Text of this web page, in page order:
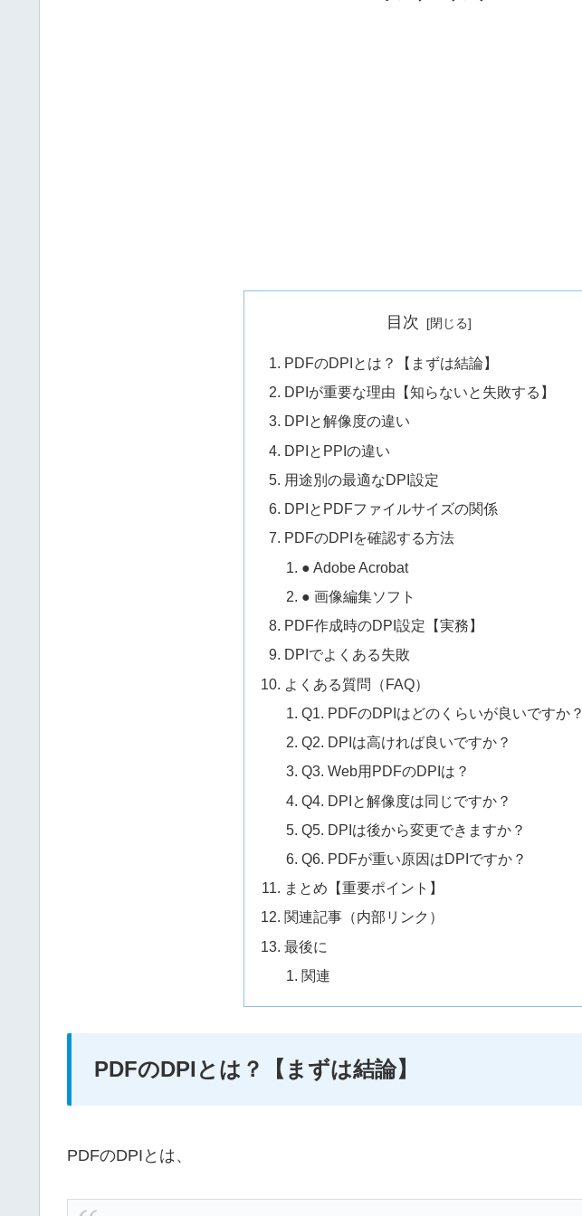
目次
PDFのDPIとは？【まずは結論】
DPIが重要な理由【知らないと失敗する】
DPIと解像度の違い
DPIとPPIの違い
用途別の最適なDPI設定
DPIとPDFファイルサイズの関係
PDFのDPIを確認する方法
● Adobe Acrobat
● 画像編集ソフト
PDF作成時のDPI設定【実務】
DPIでよくある失敗
よくある質問（FAQ）
Q1. PDFのDPIはどのくらいが良いですか？
Q2. DPIは高ければ良いですか？
Q3. Web用PDFのDPIは？
Q4. DPIと解像度は同じですか？
Q5. DPIは後から変更できますか？
Q6. PDFが重い原因はDPIですか？
まとめ【重要ポイント】
関連記事（内部リンク）
最後に
関連
PDFのDPIとは？【まずは結論】
PDFのDPIとは、